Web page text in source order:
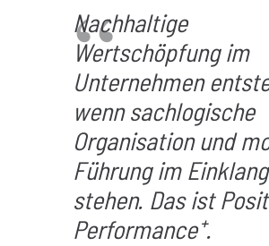
Nachhaltige
Wertschöpfung im
Unternehmen
wenn sachlogische
Organisation und
Führung im Einklang
stehen. Das ist
Performance⁺.